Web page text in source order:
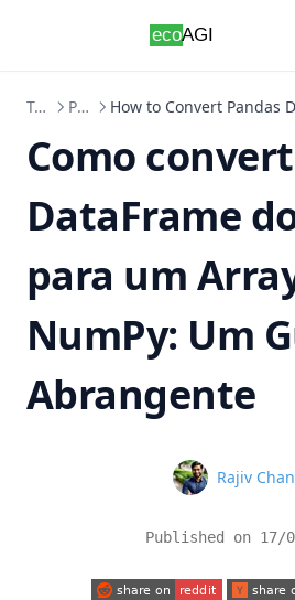
Tutoriais Pandas How to Convert Pandas
Como
DataFrame
para um
NumPy: Um
Abrangente
Name
Rajiv
Published on 17/